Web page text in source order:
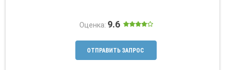
Оценка: 9.6
ОТПРАВИТЬ ЗАПРОС